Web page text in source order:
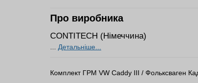
Про виробника
CONTITECH (Німеччина)
... Детальніше...
Комплект ГРМ VW Caddy III / Фольксваген